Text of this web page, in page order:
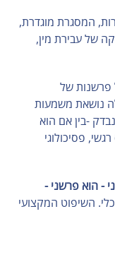
המסגרת מוגדרת,
של עבירת מין,
פרשנות של
נושאת משמעות
-בין אם הוא
פסיכולוגי
- הוא פרשני -
השיפוט המקצועי